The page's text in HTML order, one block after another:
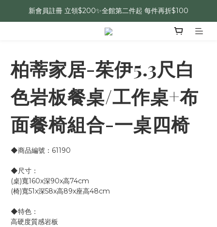
新會員註冊 立領$200✨全館第二件起 每件再折$100
柏蒂家居-茱伊5.3尺白
色岩板餐桌/工作桌+布
面餐椅組合-一桌四椅
◆商品編號：61190
◆尺寸：
(桌)寬160x深90x高74cm
(椅)寬51x深58x高89x座高48cm
◆特色：
高硬度質感岩板